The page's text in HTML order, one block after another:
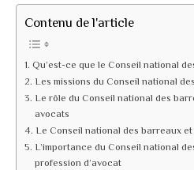
Contenu de l'article
Qu’est-ce que le Conseil national
Les missions du Conseil national
Le rôle du Conseil national des
avocats
Le Conseil national des barreaux
L’importance du Conseil national
profession d’avocat